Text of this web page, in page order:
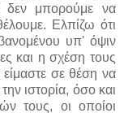
μπορούμε να
Ελπίζω ότι
υπ' όψιν
και η σχέση τους
είμαστε σε θέση να
ιστορία, όσο και
τους, οι οποίοι